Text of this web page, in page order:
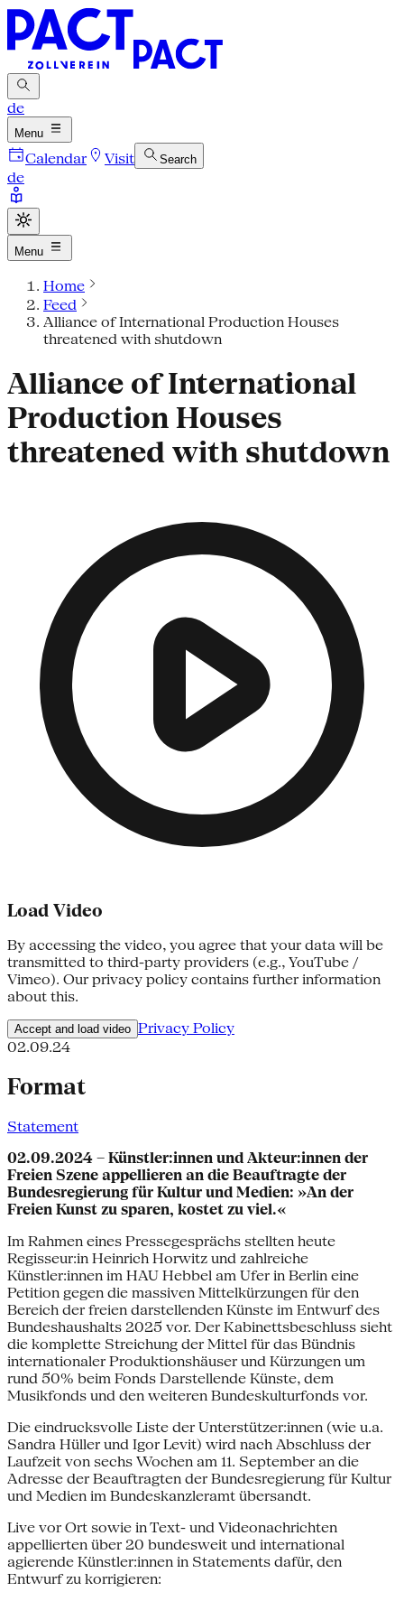
de
Menu
Calendar Visit Search
de
Menu
Home
Feed
Alliance of International Production Houses
threatened with shutdown
Alliance of International
Production Houses
threatened with shutdown
Load Video
By accessing the video, you agree that your data will be
transmitted to third-party providers (e.g., YouTube /
Vimeo). Our privacy policy contains further information
about this.
Accept and load video Privacy Policy
02.09.24
Format
Statement
02.09.2024 – Künstler:innen und Akteur:innen der
Freien Szene appellieren an die Beauftragte der
Bundesregierung für Kultur und Medien: »An der
Freien Kunst zu sparen, kostet zu viel.«
Im Rahmen eines Pressegesprächs stellten heute
Regisseur:in Heinrich Horwitz und zahlreiche
Künstler:innen im HAU Hebbel am Ufer in Berlin eine
Petition gegen die massiven Mittelkürzungen für den
Bereich der freien darstellenden Künste im Entwurf des
Bundeshaushalts 2025 vor. Der Kabinettsbeschluss sieht
die komplette Streichung der Mittel für das Bündnis
internationaler Produktionshäuser und Kürzungen um
rund 50% beim Fonds Darstellende Künste, dem
Musikfonds und den weiteren Bundeskulturfonds vor.
Die eindrucksvolle Liste der Unterstützer:innen (wie u.a.
Sandra Hüller und Igor Levit) wird nach Abschluss der
Laufzeit von sechs Wochen am 11. September an die
Adresse der Beauftragten der Bundesregierung für Kultur
und Medien im Bundeskanzleramt übersandt.
Live vor Ort sowie in Text- und Videonachrichten
appellierten über 20 bundesweit und international
agierende Künstler:innen in Statements dafür, den
Entwurf zu korrigieren: